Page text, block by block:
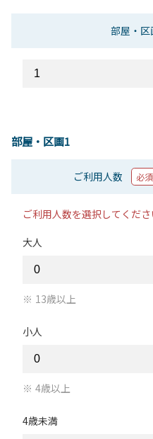
部屋・区
部屋・区画1
ご利用人数 必須
ご利用人数を選択してくださ
大人
13歳以上
小人
4歳以上
4歳未満